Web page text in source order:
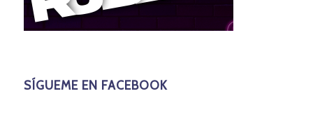
SÍGUEME EN FACEBOOK